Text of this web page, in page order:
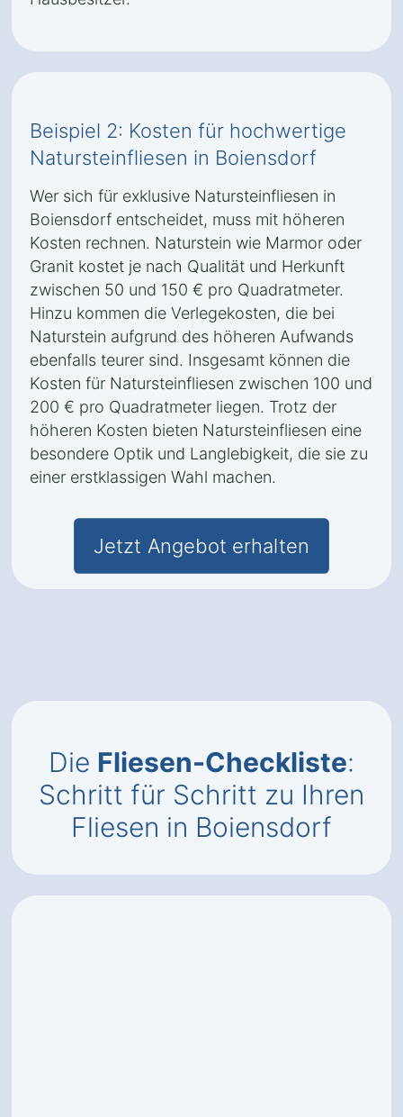
Beispiel 2: Kosten für hochwertige
Natursteinfliesen in Boiensdorf
Wer sich für exklusive Natursteinfliesen in
Boiensdorf entscheidet, muss mit höheren
Kosten rechnen. Naturstein wie Marmor oder
Granit kostet je nach Qualität und Herkunft
zwischen 50 und 150 € pro Quadratmeter.
Hinzu kommen die Verlegekosten, die bei
Naturstein aufgrund des höheren Aufwands
ebenfalls teurer sind. Insgesamt können die
Kosten für Natursteinfliesen zwischen 100 und
200 € pro Quadratmeter liegen. Trotz der
höheren Kosten bieten Natursteinfliesen eine
besondere Optik und Langlebigkeit, die sie zu
einer erstklassigen Wahl machen.
Jetzt Angebot erhalten
Die Fliesen-Checkliste:
Schritt für Schritt zu Ihren
Fliesen in Boiensdorf